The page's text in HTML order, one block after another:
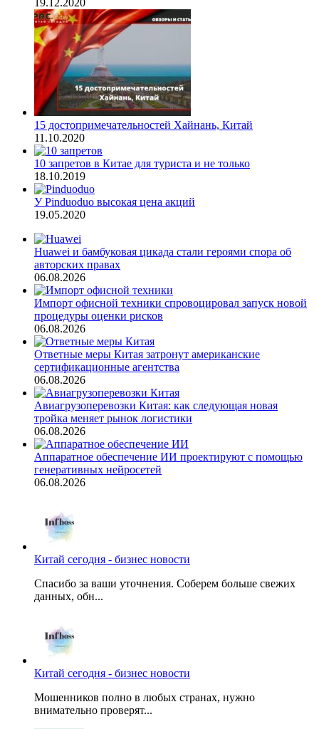
15 достопримечательностей Хайнань, Китай
11.10.2020
10 запретов в Китае для туриста и не только
18.10.2019
У Pinduoduo высокая цена акций
19.05.2020
Huawei и бамбуковая цикада стали героями спора об
авторских правах
06.08.2026
Импорт офисной техники спровоцировал запуск новой
процедуры оценки рисков
06.08.2026
Ответные меры Китая затронут американские
сертификационные агентства
06.08.2026
Авиагрузоперевозки Китая: как следующая новая
тройка меняет рынок логистики
06.08.2026
Аппаратное обеспечение ИИ проектируют с помощью
генеративных нейросетей
06.08.2026
Китай сегодня - бизнес новости
Спасибо за ваши уточнения. Соберем больше свежих
данных, обн...
Китай сегодня - бизнес новости
Мошенников полно в любых странах, нужно
внимательно проверят...